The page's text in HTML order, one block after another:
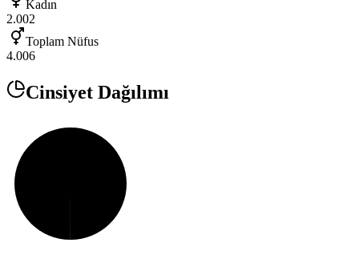
Kadın
2.002
Toplam Nüfus
4.006
Cinsiyet Dağılımı